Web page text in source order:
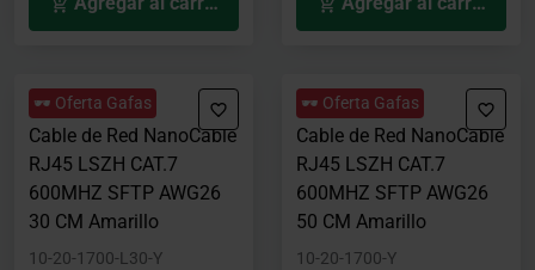
🕶️ Oferta Gafas
Cable de Red NanoCable
RJ45 LSZH CAT.7
600MHZ SFTP AWG26
30 CM Amarillo
10-20-1700-L30-Y
🕶️ Oferta Gafas
Cable de Red NanoCable
RJ45 LSZH CAT.7
600MHZ SFTP AWG26
50 CM Amarillo
10-20-1700-Y